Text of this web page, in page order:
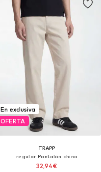
En exclusiva
OFERTA
TRAPP
regular Pantalón chino
32,94€